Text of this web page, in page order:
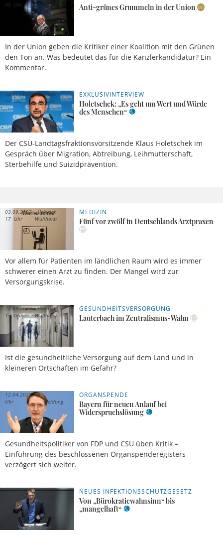
Anti-grünes Grummeln in der Union
In der Union geben die Kritiker einer Koalition mit den Grünen
den Ton an. Was bedeutet das für die Kanzlerkandidatur? Ein
Kommentar.
09 Uhr
Sasse
EXKLUSIVINTERVIEW
Holetschek: „Es geht um Wert und Würde
des Menschen“
Der CSU-Landtagsfraktionsvorsitzende Klaus Holetschek im
Gespräch über Migration, Abtreibung, Leihmutterschaft,
Sterbehilfe und Suizidprävention.
04.01.2024,
09 Uhr
Stefan
Rehder
MEDIZIN
Fünf vor zwölf in Deutschlands Arztpraxen
Vor allem für Patienten im ländlichen Raum wird es immer
schwerer einen Arzt zu finden. Der Mangel wird zur
Versorgungskrise.
03.09.2023,
17 Uhr
Heinrich
Wullhorst
GESUNDHEITSVERSORGUNG
Lauterbach im Zentralismus-Wahn
Ist die gesundheitliche Versorgung auf dem Land und in
kleineren Ortschaften im Gefahr?
28.05.2023,
15 Uhr
Heinrich
Wullhorst
ORGANSPENDE
Bayern für neuen Anlauf bei
Widerspruchslösung
Gesundheitspolitiker von FDP und CSU üben Kritik –
Einführung des beschlossenen Organspenderegisters
verzögert sich weiter.
12.04.2023, 15
Uhr
Meldung
NEUES INFEKTIONSSCHUTZGESETZ
Von „Bürokratiewahnsinn“ bis
„mangelhaft“
09.09.2022,
Stefan